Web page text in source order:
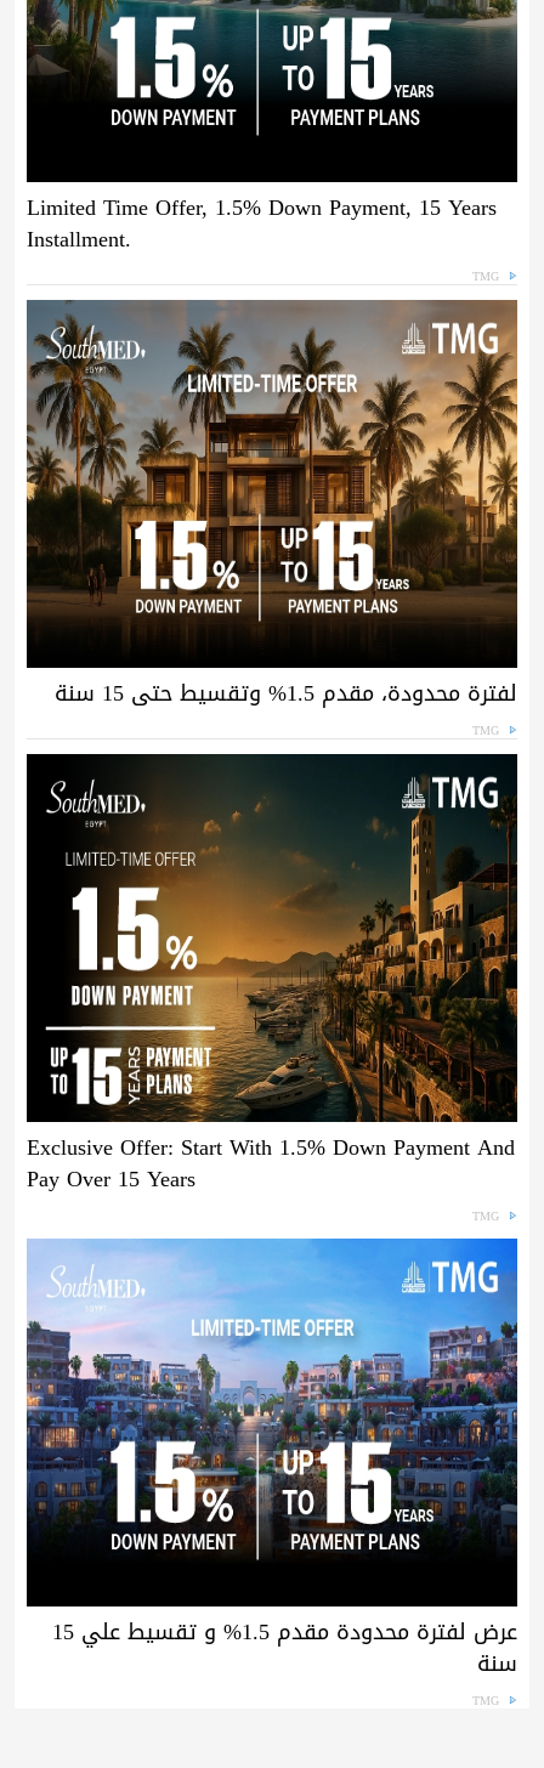
Limited Time Offer, 1.5% Down Payment, 15 Years
Installment.
TMG
لفترة محدودة، مقدم 1.5% وتقسيط حتى 15 سنة
TMG
Exclusive Offer: Start With 1.5% Down Payment And
Pay Over 15 Years
TMG
عرض لفترة محدودة مقدم 1.5% و تقسيط علي 15
سنة
TMG